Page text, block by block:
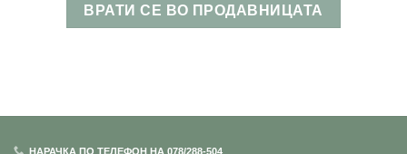
ВРАТИ СЕ ВО ПРОДАВНИЦАТА
НАРАЧКА ПО ТЕЛЕФОН НА 078/288-504